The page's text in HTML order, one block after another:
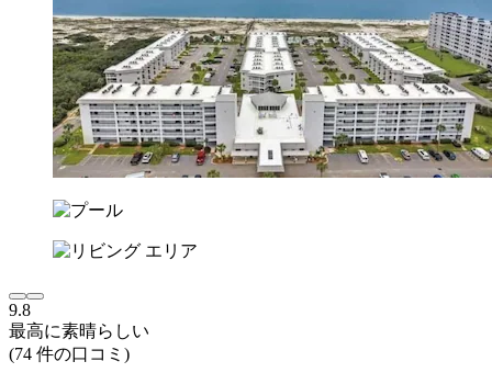
9.8
最高に素晴らしい
(74 件の口コミ)